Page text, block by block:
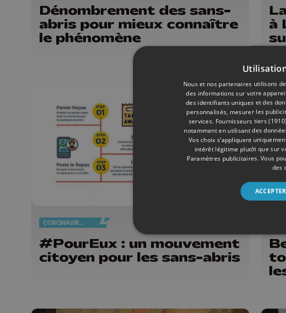
Dénombrement des sans-
abris pour mieux connaître
le phénomène
à
CORONAVIRUS
#PourEux : un mouvement
citoyen pour les sans-abris
Nous et nos partenaires utilisons
des informations sur votre
des identifiants uniques et des
personnalisés, mesurer les
services. Fournisseurs tiers (1910)
notamment en utilisant des
Vos choix s’appliquent
intérêt légitime plutôt que sur
Paramètres publicitaires. Vous
des